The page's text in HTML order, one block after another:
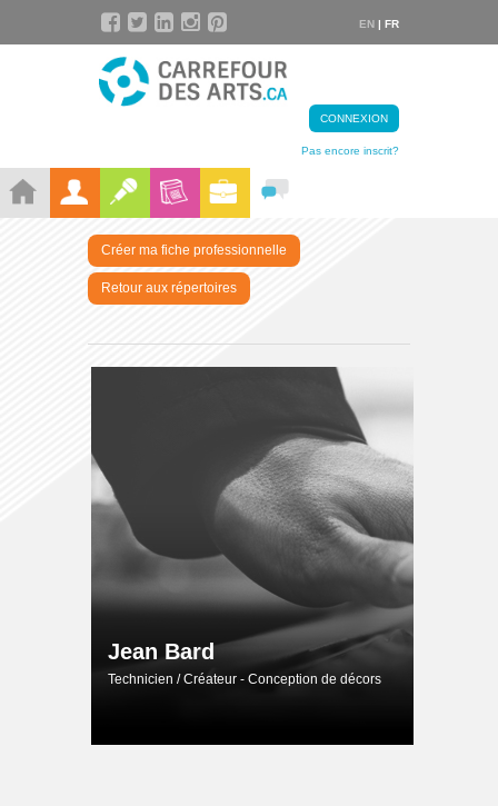
EN | FR
CONNEXION
Pas encore inscrit?
Créer ma fiche professionnelle
Retour aux répertoires
Jean Bard
Technicien / Créateur - Conception de décors